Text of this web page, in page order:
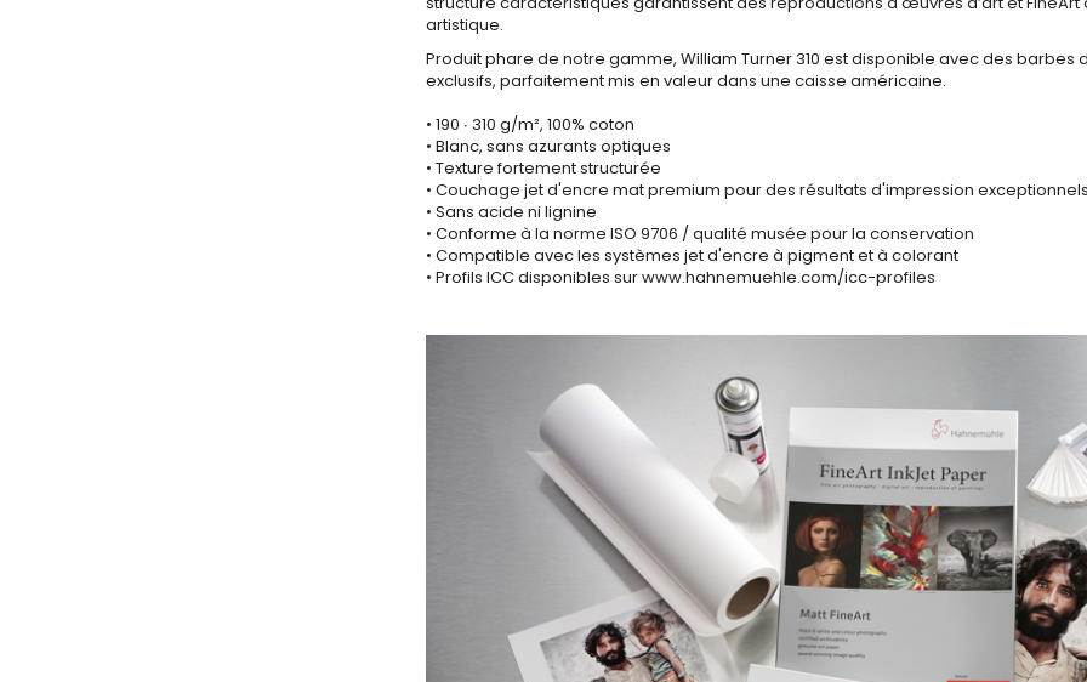
artistique.
Produit phare de notre gamme, William Turner 310 est disponible avec des
exclusifs, parfaitement mis en valeur dans une caisse américaine.
• 190 ∙ 310 g/m², 100% coton
• Blanc, sans azurants optiques
• Texture fortement structurée
• Couchage jet d'encre mat premium pour des résultats d'impression
• Sans acide ni lignine
• Conforme à la norme ISO 9706 / qualité musée pour la conservation
• Compatible avec les systèmes jet d'encre à pigment et à colorant
• Profils ICC disponibles sur www.hahnemuehle.com/icc-profiles